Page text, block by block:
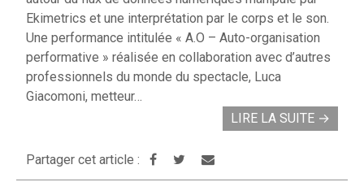
Ekimetrics et une interprétation par le corps et le son.
Une performance intitulée « A.O – Auto-organisation
performative » réalisée en collaboration avec d’autres
professionnels du monde du spectacle, Luca
Giacomoni, metteur…
LIRE LA SUITE →
Partager cet article :